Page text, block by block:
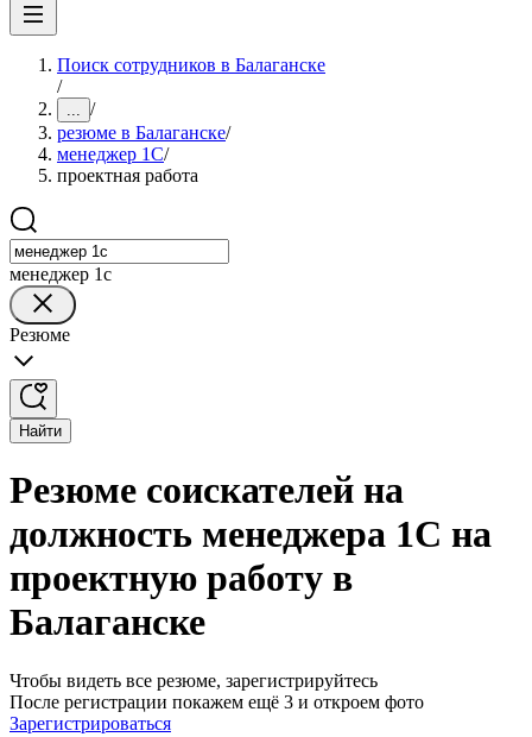
Поиск сотрудников в Балаганске
/
... /
резюме в Балаганске/
менеджер 1С/
проектная работа
менеджер 1с
Резюме
Найти
Резюме соискателей на
должность менеджера 1С на
проектную работу в
Балаганске
Чтобы видеть все резюме, зарегистрируйтесь
После регистрации покажем ещё 3 и откроем фото
Зарегистрироваться